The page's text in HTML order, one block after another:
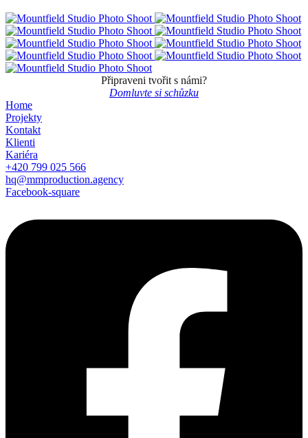
Připraveni tvořit s námi?
Domluvte si schůzku
Home
Projekty
Kontakt
Klienti
Kariéra
+420 799 025 566
hq@mmproduction.agency
Facebook-square